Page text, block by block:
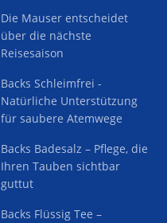
Die Mauser entscheidet
über die nächste
Reisesaison
Backs Schleimfrei -
Natürliche Unterstützung
für saubere Atemwege
Backs Badesalz – Pflege, die
Ihren Tauben sichtbar
guttut
Backs Flüssig Tee –